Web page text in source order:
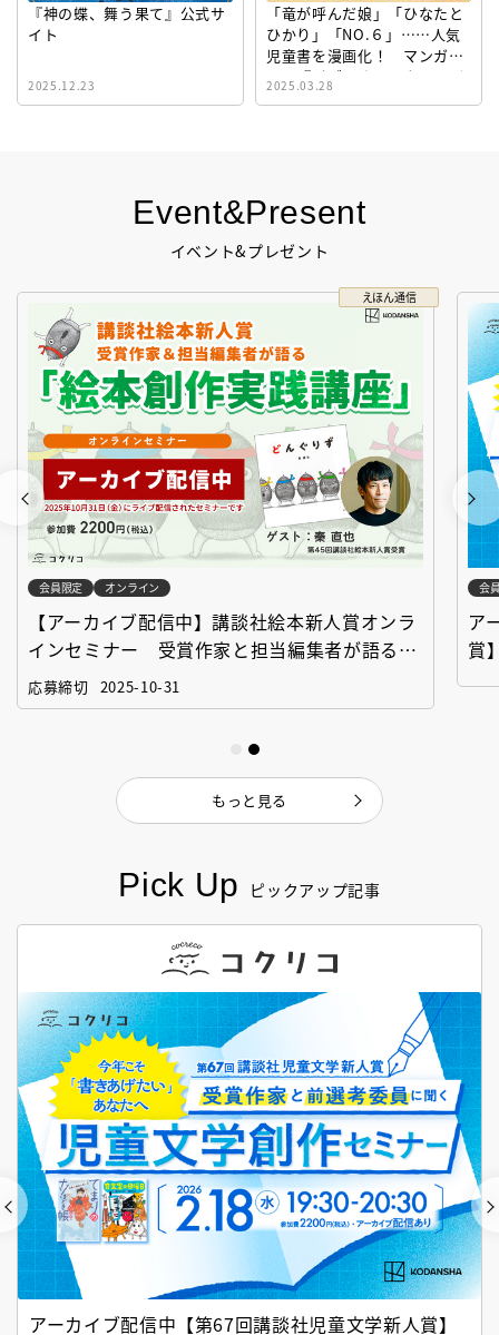
Pick Up ピックアップ記事
アーカイブ配信中【第67回講談社児童文学新人賞】
Event&Present
イベント&プレゼント
えほん通信
会員限定 オンライン
【アーカイブ配信中】講談社絵本新人賞オンラ
インセミナー 受賞作家と担当編集者が語る
「絵本創作実践講座」
応募締切 2025-10-31
会
ア
賞
もっと見る
『神の蝶、舞う果て』公式サ
イト
2025.12.23
「竜が呼んだ娘」「ひなたと
ひかり」「NO.６」……人気
児童書を漫画化！ マンガサ
イト『ビブリオシリウス』誕
生！
2025.03.28